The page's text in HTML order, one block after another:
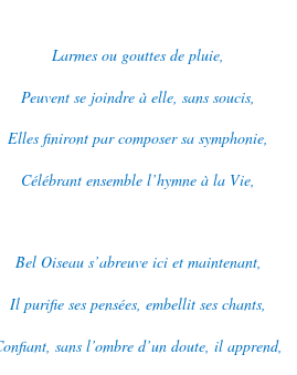
Larmes ou gouttes de pluie,
Peuvent se joindre à elle, sans soucis,
Elles finiront par composer sa symphonie,
Célébrant ensemble l’hymne à la Vie,
Bel Oiseau s’abreuve ici et maintenant,
Il purifie ses pensées, embellit ses chants,
sans l’ombre d’un doute, il apprend,